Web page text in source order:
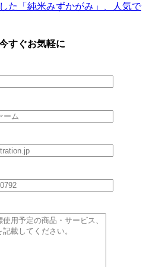
た「純米みずかがみ」、人気で
すぐお気軽に